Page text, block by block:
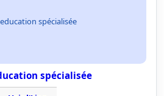
spécialisée
spécialisée